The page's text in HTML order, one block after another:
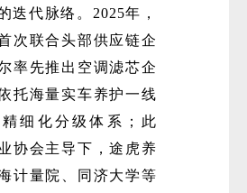
迭代脉络。2025年，
次联合头部供应链企
率先推出空调滤芯企
托海量实车养护一线
细化分级体系；此
协会主导下，途虎养
计量院、同济大学等